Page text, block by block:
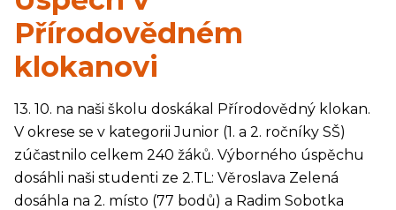
Přírodovědném
klokanovi
13. 10. na naši školu doskákal Přírodovědný klokan.
V okrese se v kategorii Junior (1. a 2. ročníky SŠ)
zúčastnilo celkem 240 žáků. Výborného úspěchu
dosáhli naši studenti ze 2.TL: Věroslava Zelená
dosáhla na 2. místo (77 bodů) a Radim Sobotka